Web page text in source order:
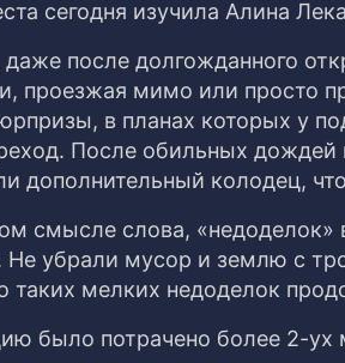
сегодня изучила Алина
после долгожданного
проезжая мимо или просто
в планах которых у
После обильных дождей
дополнительный колодец,
смысле слова,
Не убрали мусор и землю с
таких мелких недоделок
было потрачено более 2-ух